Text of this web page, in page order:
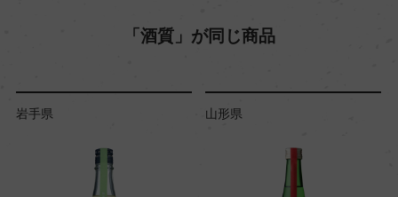
「酒質」が同じ商品
岩手県 山形県